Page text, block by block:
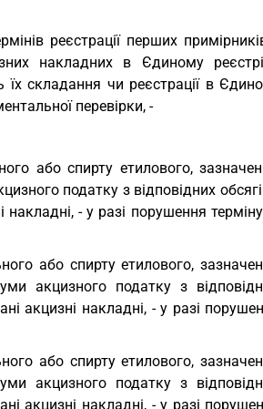
реєстрації перших
накладних в Єдиному
складання чи реєстрації в
перевірки, -
або спирту етилового,
податку з відповідних
- у разі порушення терміну
або спирту етилового,
акцизного податку з
акцизні накладні, - у разі
або спирту етилового,
акцизного податку з
акцизні накладні, - у разі